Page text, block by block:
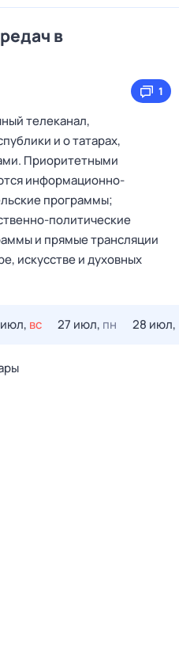
в
1
телеканал,
и о татарах,
Приоритетными
информационно-
программы;
политические
и прямые трансляции
искусстве и духовных
вс 27 июл, пн 28 июл,